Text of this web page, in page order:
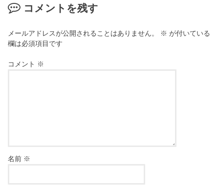
コメントを残す
メールアドレスが公開されることはありません。 ※ が付いている
欄は必須項目です
コメント ※
名前 ※